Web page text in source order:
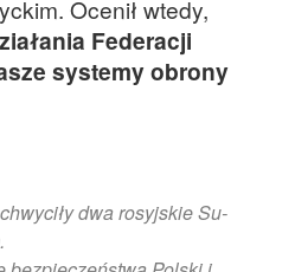
Ocenił wtedy,
Federacji
systemy obrony
dwa rosyjskie Su-